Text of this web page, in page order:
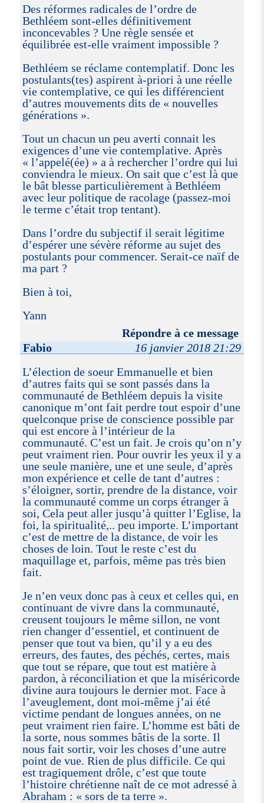
Des réformes radicales de l’ordre de
Bethléem sont-elles définitivement
inconcevables ? Une règle sensée et
équilibrée est-elle vraiment impossible ?
Bethléem se réclame contemplatif. Donc les
postulants(tes) aspirent à-priori à une réelle
vie contemplative, ce qui les différencient
d’autres mouvements dits de « nouvelles
générations ».
Tout un chacun un peu averti connait les
exigences d’une vie contemplative. Après
« l’appelé(ée) » a à rechercher l’ordre qui lui
conviendra le mieux. On sait que c’est là que
le bât blesse particulièrement à Bethléem
avec leur politique de racolage (passez-moi
le terme c’était trop tentant).
Dans l’ordre du subjectif il serait légitime
d’espérer une sévère réforme au sujet des
postulants pour commencer. Serait-ce naïf de
ma part ?
Bien à toi,
Yann
Répondre à ce message
Fabio
16 janvier 2018 21:29
L’élection de soeur Emmanuelle et bien
d’autres faits qui se sont passés dans la
communauté de Bethléem depuis la visite
canonique m’ont fait perdre tout espoir d’une
quelconque prise de conscience possible par
qui est encore à l’intérieur de la
communauté. C’est un fait. Je crois qu’on n’y
peut vraiment rien. Pour ouvrir les yeux il y a
une seule manière, une et une seule, d’après
mon expérience et celle de tant d’autres :
s’éloigner, sortir, prendre de la distance, voir
la communauté comme un corps étranger à
soi, Cela peut aller jusqu’à quitter l’Eglise, la
foi, la spiritualité,.. peu importe. L’important
c’est de mettre de la distance, de voir les
choses de loin. Tout le reste c’est du
maquillage et, parfois, même pas très bien
fait.
Je n’en veux donc pas à ceux et celles qui, en
continuant de vivre dans la communauté,
creusent toujours le même sillon, ne vont
rien changer d’essentiel, et continuent de
penser que tout va bien, qu’il y a eu des
erreurs, des fautes, des péchés, certes, mais
que tout se répare, que tout est matière à
pardon, à réconciliation et que la miséricorde
divine aura toujours le dernier mot. Face à
l’aveuglement, dont moi-même j’ai été
victime pendant de longues années, on ne
peut vraiment rien faire. L’homme est bâti de
la sorte, nous sommes bâtis de la sorte. Il
nous fait sortir, voir les choses d’une autre
point de vue. Rien de plus difficile. Ce qui
est tragiquement drôle, c’est que toute
l’histoire chrétienne naît de ce mot adressé à
Abraham : « sors de ta terre ».